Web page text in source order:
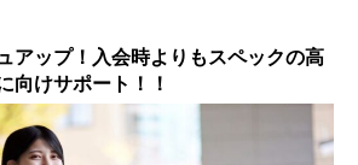
アップ！入会時よりもスペックの高
向けサポート！！